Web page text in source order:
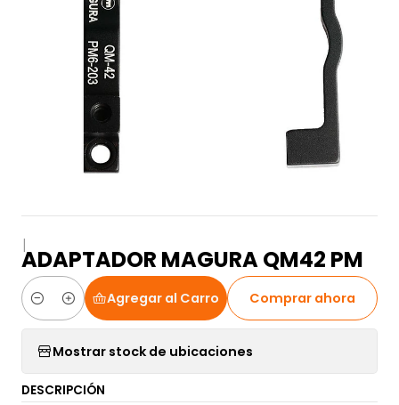
|
ADAPTADOR MAGURA QM42 PM
Cantidad
Agregar al Carro Comprar ahora
Mostrar stock de ubicaciones
DESCRIPCIÓN